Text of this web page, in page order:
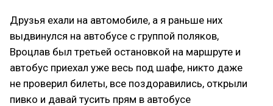
Друзья ехали на автомобиле, а я раньше них
выдвинулся на автобусе с группой поляков,
Вроцлав был третьей остановкой на маршруте и
автобус приехал уже весь под шафе, никто даже
не проверил билеты, все поздоравились, открыли
пивко и давай тусить прям в автобусе